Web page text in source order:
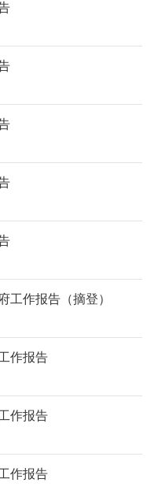
工作报告（摘登）
作报告
作报告
作报告